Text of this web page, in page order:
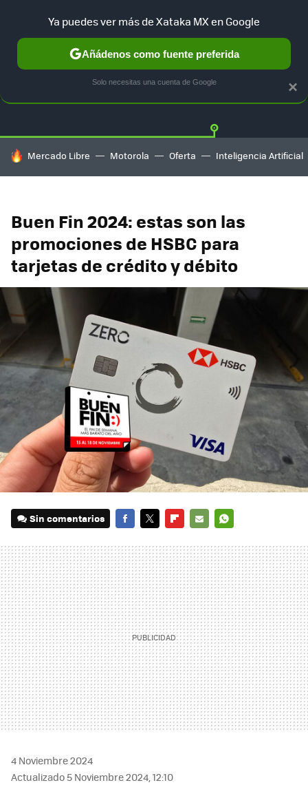
GUÍA DE COMPRAS MERCADO LIBRE
HOY SE HABLA DE
Mercado Libre Motorola Oferta Inteligencia Artificial
Buen Fin 2024: estas son las
promociones de HSBC para
tarjetas de crédito y débito
Sin comentarios
MAIL
4 Noviembre 2024
Actualizado 5 Noviembre 2024, 12:10
×
Ya puedes ver más de Xataka MX en Google
Añádenos como fuente preferida
Solo necesitas una cuenta de Google